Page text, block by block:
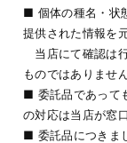
■ 個体の種名・状
提供された情報を
当店にて確認は
ものではありませ
■ 委託品であって
の対応は当店が窓
■ 委託品につきま